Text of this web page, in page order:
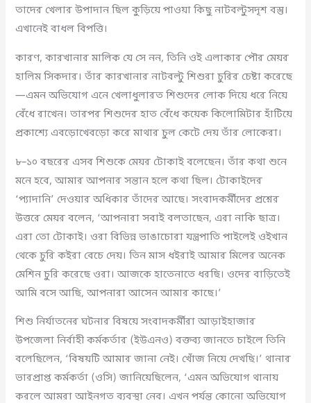
তাদের খেলার উপাদান ছিল কুড়িয়ে পাওয়া কিছু নাটবল্টুসদৃশ বস্তু।
এখানেই বাধল বিপত্তি।
কারণ, কারখানার মালিক যে সে নন, তিনি ওই এলাকার পৌর মেয়র
হালিম সিকদার। তাঁর কারখানার নাটবল্টু শিশুরা চুরির চেষ্টা করেছে
—এমন অভিযোগ এনে খেলাধুলারত শিশুদের লোক দিয়ে ধরে নিয়ে
বেঁধে রাখেন। তারপর শিশুদের হাত বেঁধে কয়েক কিলোমিটার হাঁটিয়ে
প্রকাশ্যে এবড়োখেবড়ো করে মাথার চুল কেটে দেয় তাঁর লোকেরা।
৮–১০ বছরের এসব শিশুকে মেয়র টোকাই বলেছেন। তাঁর কথা শুনে
মনে হবে, আমার আপনার সন্তান হলে কথা ছিল। টোকাইদের
‘প্যাদানি’ দেওয়ার অধিকার তাঁদের আছে। সংবাদকর্মীদের প্রশ্নের
উত্তরে মেয়র বলেন, ‘আপনারা সবাই বলতাছেন, এরা নাকি ছাত্র।
এরা তো টোকাই। ওরা বিভিন্ন ভাঙাচোরা যন্ত্রপাতি পাইলেই ওইখান
থেকে চুরি কইরা বেচে দেয়। তিন মাস ধইরাই আমার মিলের অনেক
মেশিন চুরি করেছে ওরা। আজকে হাতেনাতে ধরছি। ওদের বাড়িতেই
আমি বসে আছি, আপনারা আসেন আমার কাছে।’
শিশু নির্যাতনের ঘটনার বিষয়ে সংবাদকর্মীরা আড়াইহাজার
উপজেলা নির্বাহী কর্মকর্তার (ইউএনও) বক্তব্য জানতে চাইলে তিনি
বলেছিলেন, ‘বিষয়টি আমার জানা নেই। খোঁজ নিয়ে দেখছি।’ থানার
ভারপ্রাপ্ত কর্মকর্তা (ওসি) জানিয়েছিলেন, ‘এমন অভিযোগ থানায়
করলে আমরা আইনগত ব্যবস্থা নেব। এখন পর্যন্ত কোনো অভিযোগ